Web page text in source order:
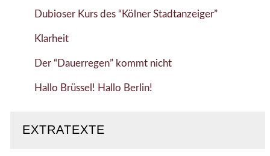
Dubioser Kurs des “Kölner Stadtanzeiger”
Klarheit
Der “Dauerregen” kommt nicht
Hallo Brüssel! Hallo Berlin!
EXTRATEXTE